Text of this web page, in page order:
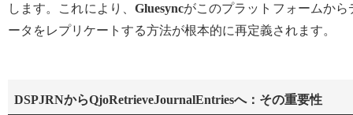
します。これにより、 Gluesyncがこのプラットフォームから
ータをレプリケートする方法が根本的に再定義されます。
DSPJRNからQjoRetrieveJournalEntriesへ：その重要性